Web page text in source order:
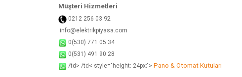
Müşteri Hizmetleri
0212 256 03 92
info@elektrikpiyasa.com
0(530) 771 05 34
0(531) 491 90 28
/td> /td< style="height: 24px;"> Pano & Otomat Kutuları